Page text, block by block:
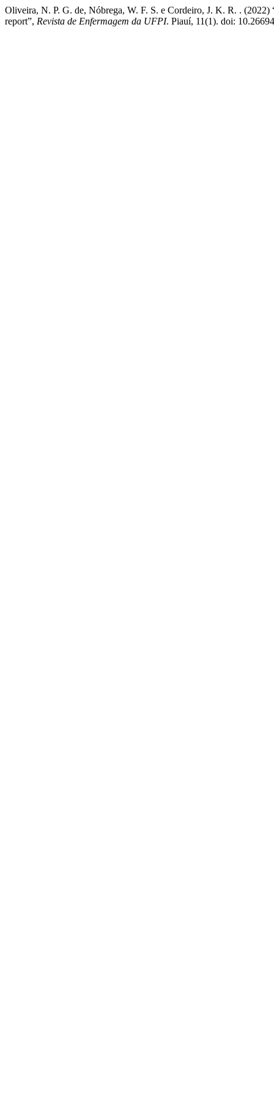
Oliveira, N. P. G. de, Nóbrega, W. F. S. e Cordeiro, J. K. R. .
report”, Revista de Enfermagem da UFPI. Piauí, 11(1). doi: